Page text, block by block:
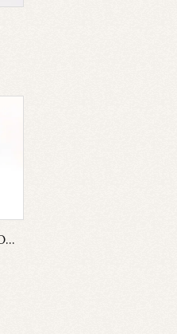
Paprika(HIGHLAND WOOL)